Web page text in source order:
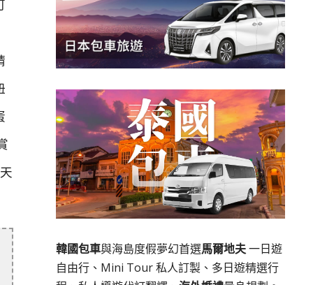
韓國包車與海島度假夢幻首選馬爾地夫一日遊
自由行、Mini Tour 私人訂製、多日遊精選行